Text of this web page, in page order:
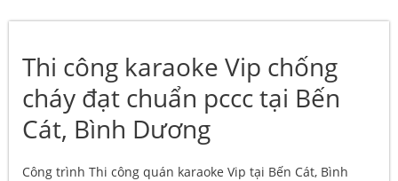
Thi công karaoke Vip chống
cháy đạt chuẩn pccc tại Bến
Cát, Bình Dương
Công trình Thi công quán karaoke Vip tại Bến Cát, Bình